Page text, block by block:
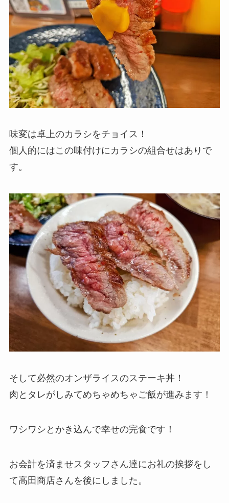
味変は卓上のカラシをチョイス！
個人的にはこの味付けにカラシの組合せはありで
す。
そして必然のオンザライスのステーキ丼！
肉とタレがしみてめちゃめちゃご飯が進みます！
ワシワシとかき込んで幸せの完食です！
お会計を済ませスタッフさん達にお礼の挨拶をし
て高田商店さんを後にしました。